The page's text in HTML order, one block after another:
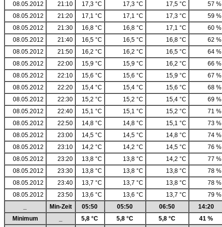
08.05.2012
21:10 17,3 °C 17,3 °C 17,5 °C
57 %
08.05.2012
21:20 17,1 °C 17,1 °C 17,3 °C
59 %
08.05.2012
21:30 16,8 °C 16,8 °C 17,1 °C
60 %
08.05.2012
21:40 16,5 °C 16,5 °C 16,8 °C
62 %
08.05.2012
21:50 16,2 °C 16,2 °C 16,5 °C
64 %
08.05.2012
22:00 15,9 °C 15,9 °C 16,2 °C
66 %
08.05.2012
22:10 15,6 °C 15,6 °C 15,9 °C
67 %
08.05.2012
22:20 15,4 °C 15,4 °C 15,6 °C
68 %
08.05.2012
22:30 15,2 °C 15,2 °C 15,4 °C
69 %
08.05.2012
22:40 15,1 °C 15,1 °C 15,2 °C
71 %
08.05.2012
22:50 14,8 °C 14,8 °C 15,1 °C
73 %
08.05.2012
23:00 14,5 °C 14,5 °C 14,8 °C
74 %
08.05.2012
23:10 14,2 °C 14,2 °C 14,5 °C
76 %
08.05.2012
23:20 13,8 °C 13,8 °C 14,2 °C
77 %
08.05.2012
23:30 13,8 °C 13,8 °C 13,8 °C
78 %
08.05.2012
23:40 13,7 °C 13,7 °C 13,8 °C
78 %
08.05.2012
23:50 13,6 °C 13,6 °C 13,7 °C
79 %
Min-Zeit 05:50 05:50 06:50
14:20
Minimum
5,8 °C 5,8 °C 5,8 °C 41 %